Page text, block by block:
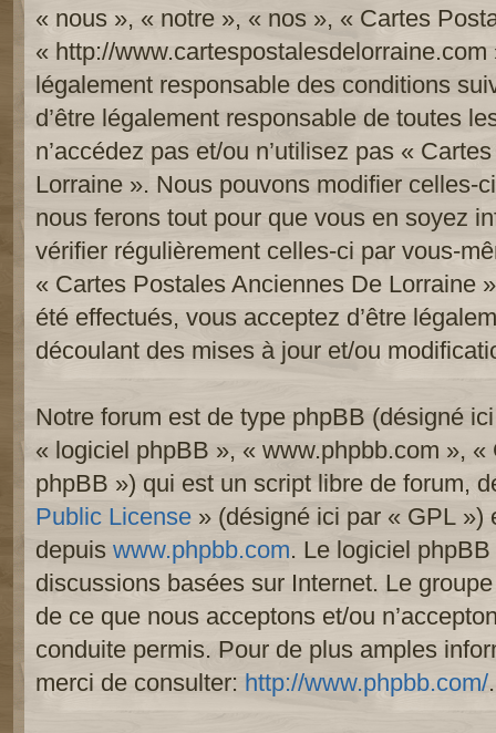
« nous », « notre », « nos », « Cartes
« http://www.cartespostalesdelorraine.com
légalement responsable des conditions
d’être légalement responsable de toutes
n’accédez pas et/ou n’utilisez pas «
Lorraine ». Nous pouvons modifier celles-
nous ferons tout pour que vous en soyez
vérifier régulièrement celles-ci par vous-
« Cartes Postales Anciennes De Lorraine
été effectués, vous acceptez d’être
découlant des mises à jour et/ou
Notre forum est de type phpBB (désigné
« logiciel phpBB », « www.phpbb.com »,
phpBB ») qui est un script libre de forum,
Public License » (désigné ici par « GPL »)
depuis www.phpbb.com. Le logiciel
discussions basées sur Internet. Le
de ce que nous acceptons et/ou
conduite permis. Pour de plus amples
merci de consulter: http://www.phpbb.com/.